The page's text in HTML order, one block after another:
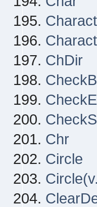
ChDir
Chr
Circle